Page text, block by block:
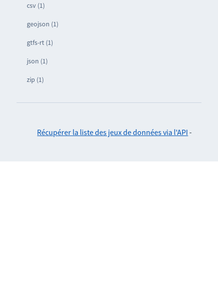
csv (1)
geojson (1)
gtfs-rt (1)
json (1)
zip (1)
Récupérer la liste des jeux de données via l'API -